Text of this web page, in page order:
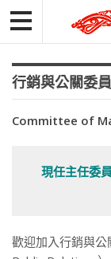
行銷與公關委
Committee of
現任主任委
歡迎加入行銷與